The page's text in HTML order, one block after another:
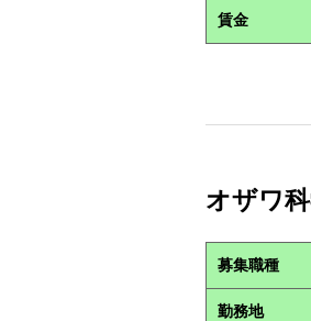
賃金
オザワ
募集職種
勤務地